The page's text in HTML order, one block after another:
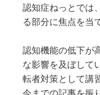
認知症ねっとでは
る部分に焦点を当
認知機能の低下が
な影響を及ぼして
転者対策として講
今までの記事を振